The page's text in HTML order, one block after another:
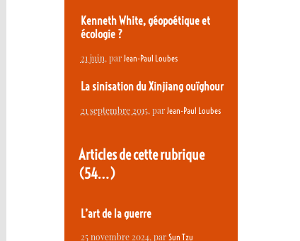
Kenneth White, géopoétique et
écologie ?
21 juin, par Jean-Paul Loubes
La sinisation du Xinjiang ouïghour
21 septembre 2015, par Jean-Paul Loubes
Articles de cette rubrique
(54…)
L’art de la guerre
25 novembre 2024, par Sun Tzu